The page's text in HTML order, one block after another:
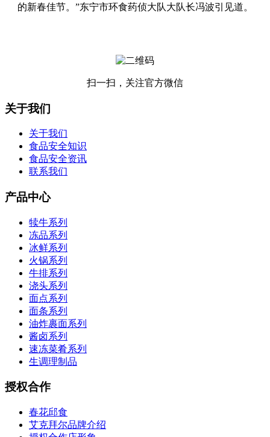
的新春佳节。”东宁市环食药侦大队大队长冯波引见道。
扫一扫，关注官方微信
关于我们
关于我们
食品安全知识
食品安全资讯
联系我们
产品中心
犊牛系列
冻品系列
冰鲜系列
火锅系列
牛排系列
浇头系列
面点系列
面条系列
油炸裹面系列
酱卤系列
速冻菜肴系列
生调理制品
授权合作
春花邱食
艾克拜尔品牌介绍